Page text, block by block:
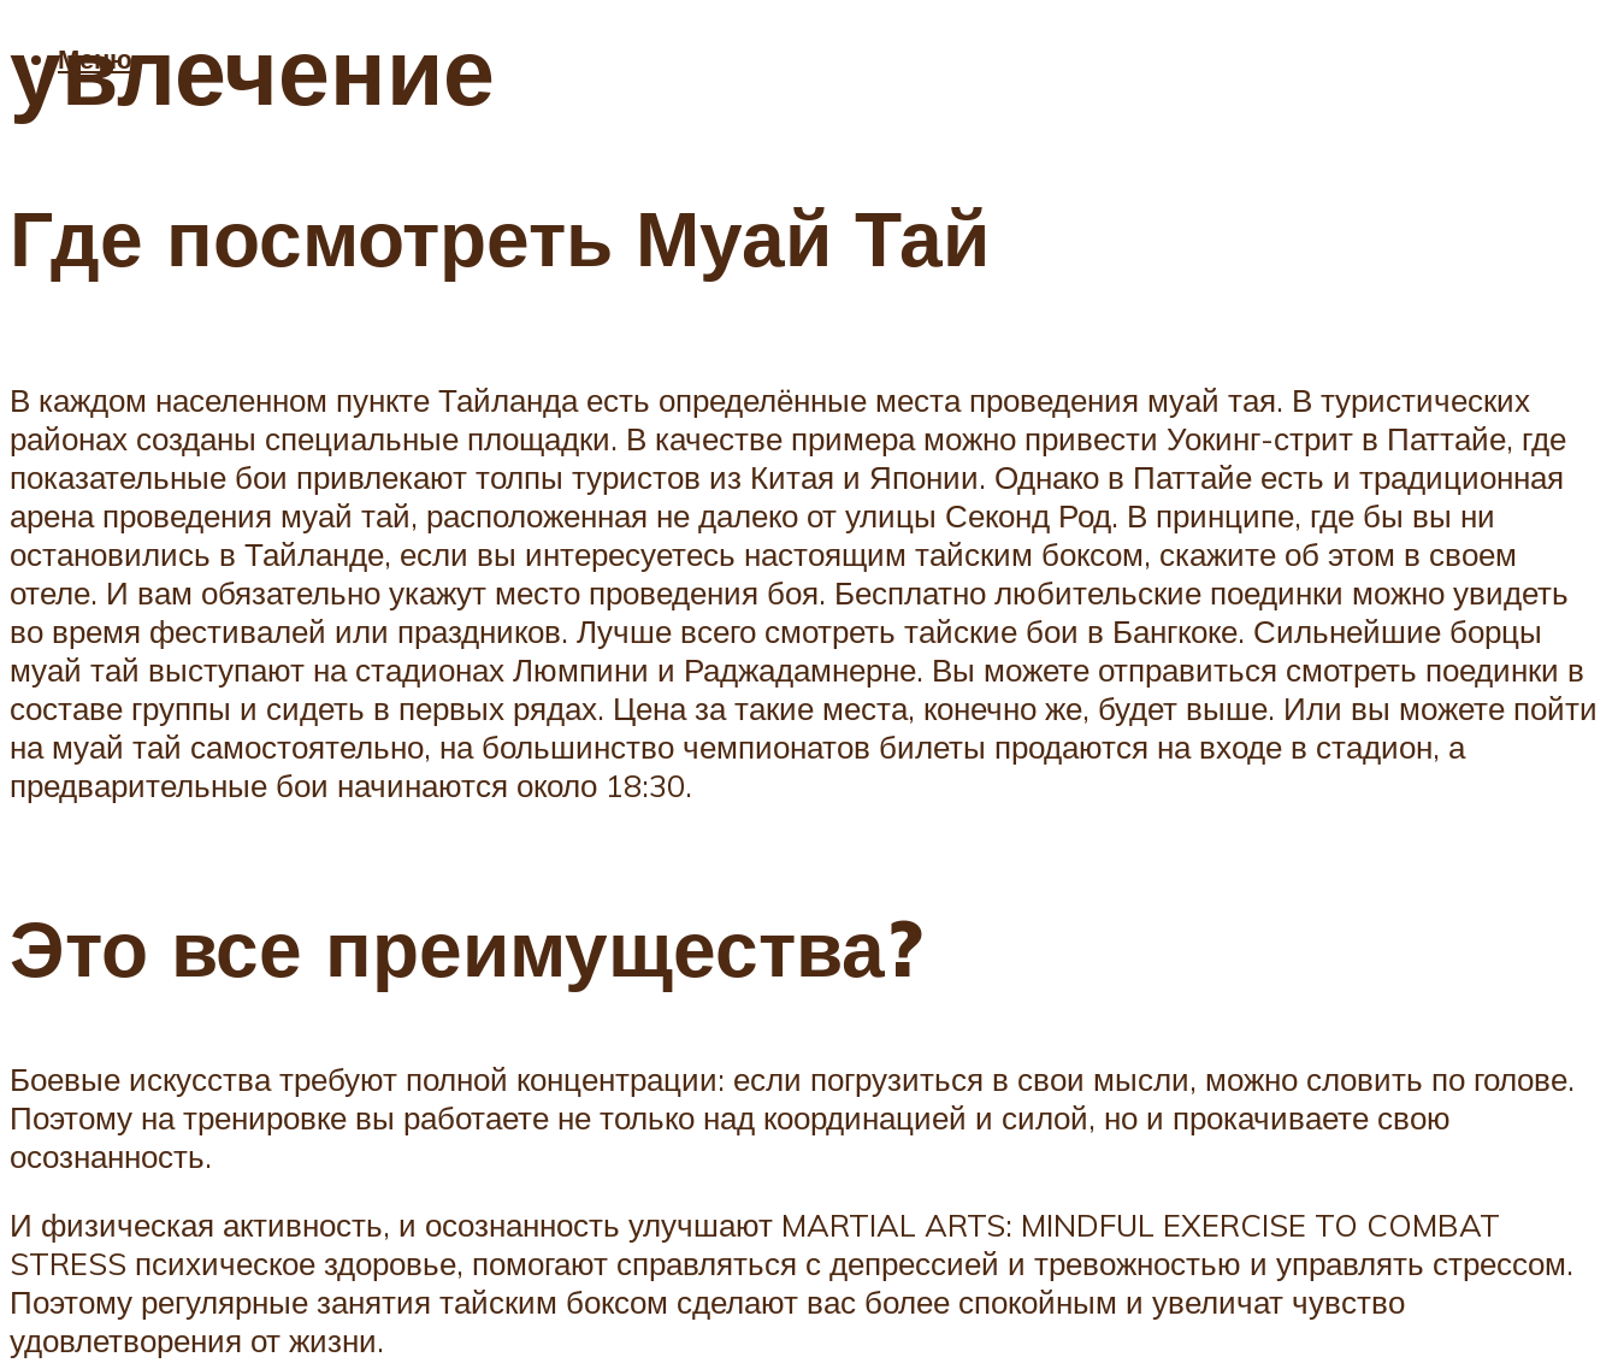
Меню
увлечение
Где посмотреть Муай Тай
В каждом населенном пункте Тайланда есть определённые места проведения муай тая. В туристических
районах созданы специальные площадки. В качестве примера можно привести Уокинг-стрит в Паттайе, где
показательные бои привлекают толпы туристов из Китая и Японии. Однако в Паттайе есть и традиционная
арена проведения муай тай, расположенная не далеко от улицы Секонд Род. В принципе, где бы вы ни
остановились в Тайланде, если вы интересуетесь настоящим тайским боксом, скажите об этом в своем
отеле. И вам обязательно укажут место проведения боя. Бесплатно любительские поединки можно увидеть
во время фестивалей или праздников. Лучше всего смотреть тайские бои в Бангкоке. Сильнейшие борцы
муай тай выступают на стадионах Люмпини и Раджадамнерне. Вы можете отправиться смотреть поединки в
составе группы и сидеть в первых рядах. Цена за такие места, конечно же, будет выше. Или вы можете пойти
на муай тай самостоятельно, на большинство чемпионатов билеты продаются на входе в стадион, а
предварительные бои начинаются около 18:30.
Это все преимущества?
Боевые искусства требуют полной концентрации: если погрузиться в свои мысли, можно словить по голове.
Поэтому на тренировке вы работаете не только над координацией и силой, но и прокачиваете свою
осознанность.
И физическая активность, и осознанность улучшают MARTIAL ARTS: MINDFUL EXERCISE TO COMBAT
STRESS психическое здоровье, помогают справляться с депрессией и тревожностью и управлять стрессом.
Поэтому регулярные занятия тайским боксом сделают вас более спокойным и увеличат чувство
удовлетворения от жизни.